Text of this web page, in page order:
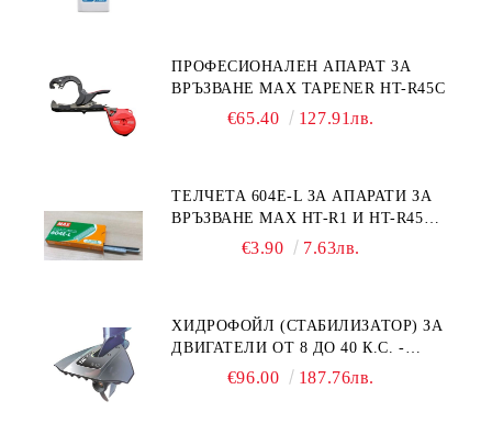
ПРОФЕСИОНАЛЕН АПАРАТ ЗА
ВРЪЗВАНЕ MAX TAPENER HT-R45C
€65.40 127.91лв.
ТЕЛЧЕТА 604E-L ЗА АПАРАТИ ЗА
ВРЪЗВАНЕ MAX HT-R1 И HT-R45C
€3.90 7.63лв.
ХИДРОФОЙЛ (СТАБИЛИЗАТОР) ЗА
ДВИГАТЕЛИ ОТ 8 ДО 40 К.С. -
УНИВЕРСАЛЕН SE SPORT 200
€96.00 187.76лв.